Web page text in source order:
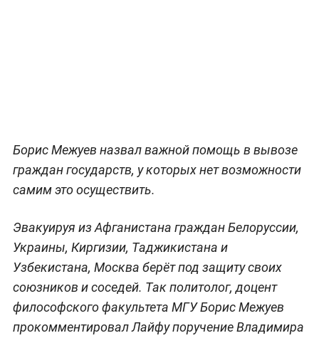
Борис Межуев назвал важной помощь в вывозе
граждан государств, у которых нет возможности
самим это осуществить.
Эвакуируя из Афганистана граждан Белоруссии,
Украины, Киргизии, Таджикистана и
Узбекистана, Москва берёт под защиту своих
союзников и соседей. Так политолог, доцент
философского факультета МГУ Борис Межуев
прокомментировал Лайфу поручение Владимира